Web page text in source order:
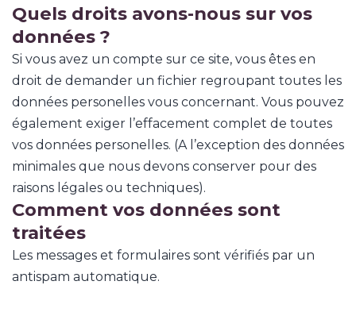
Quels droits avons-nous sur vos
données ?
Si vous avez un compte sur ce site, vous êtes en
droit de demander un fichier regroupant toutes les
données personelles vous concernant. Vous pouvez
également exiger l’effacement complet de toutes
vos données personelles. (A l’exception des données
minimales que nous devons conserver pour des
raisons légales ou techniques).
Comment vos données sont
traitées
Les messages et formulaires sont vérifiés par un
antispam automatique.